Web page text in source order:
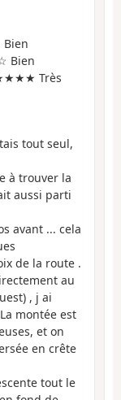
Bien
Très
tout seul,
à trouver la
aussi parti
avant ... cela
de la route .
au
, j ai
montée est
et on
en crête
tout le